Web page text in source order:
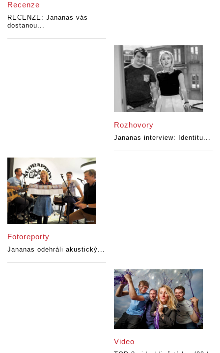
Recenze
RECENZE: Jananas vás
dostanou...
Rozhovory
Jananas interview: Identitu...
Fotoreporty
Jananas odehráli akustický...
Video